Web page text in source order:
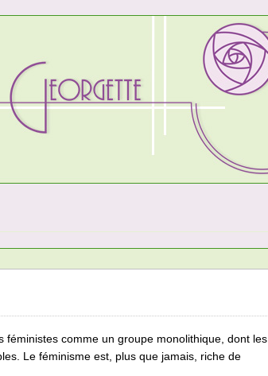
féministes comme un groupe monolithique, dont les
Le féminisme est, plus que jamais, riche de